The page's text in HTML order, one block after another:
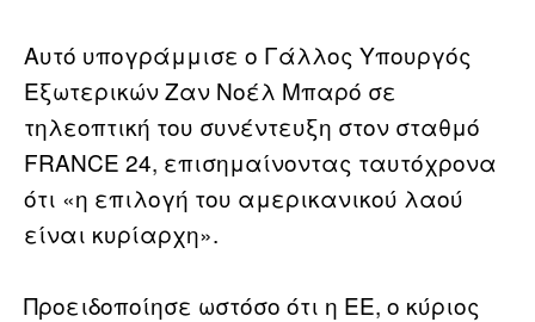
Αυτό υπογράμμισε ο Γάλλος Υπουργός
Εξωτερικών Ζαν Νοέλ Μπαρό σε
τηλεοπτική του συνέντευξη στον σταθμό
FRANCE 24, επισημαίνοντας ταυτόχρονα
ότι «η επιλογή του αμερικανικού λαού
είναι κυρίαρχη».
Προειδοποίησε ωστόσο ότι η ΕΕ, ο κύριος